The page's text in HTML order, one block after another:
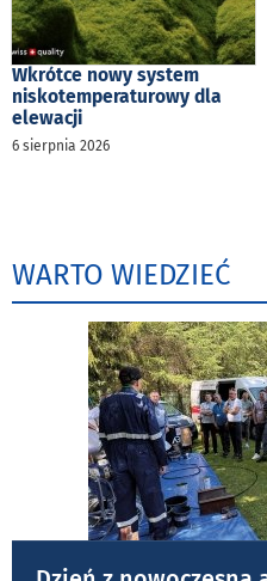
Wkrótce nowy system
niskotemperaturowy dla
elewacji
6 sierpnia 2026
WARTO WIEDZIEĆ